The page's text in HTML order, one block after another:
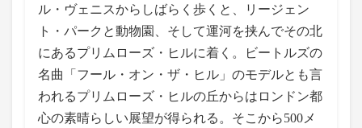
ル・ヴェニスからしばらく歩くと、リージェン
ト・パークと動物園、そして運河を挟んでその北
にあるプリムローズ・ヒルに着く。ビートルズの
名曲「フール・オン・ザ・ヒル」のモデルとも言
われるプリムローズ・ヒルの丘からはロンドン都
心の素晴らしい展望が得られる。そこから500メ